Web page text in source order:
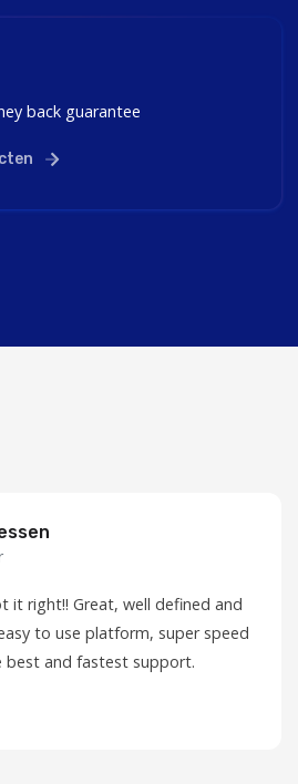
back guarantee
it right!! Great, well defined and
to use platform, super speed
best and fastest support.